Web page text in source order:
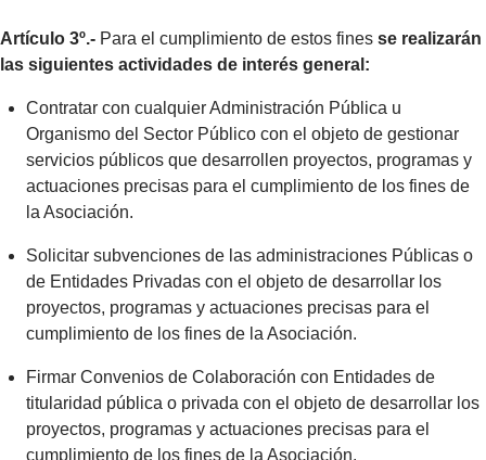
Artículo 3º.- Para el cumplimiento de estos fines se realizarán
las siguientes actividades de interés general:
Contratar con cualquier Administración Pública u
Organismo del Sector Público con el objeto de gestionar
servicios públicos que desarrollen proyectos, programas y
actuaciones precisas para el cumplimiento de los fines de
la Asociación.
Solicitar subvenciones de las administraciones Públicas o
de Entidades Privadas con el objeto de desarrollar los
proyectos, programas y actuaciones precisas para el
cumplimiento de los fines de la Asociación.
Firmar Convenios de Colaboración con Entidades de
titularidad pública o privada con el objeto de desarrollar los
proyectos, programas y actuaciones precisas para el
cumplimiento de los fines de la Asociación.